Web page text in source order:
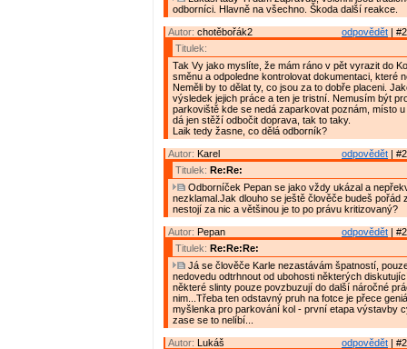
odborníci. Hlavně na všechno. Škoda další reakce.
odpovědět |
Autor: chotěbořák2
Titulek:
Tak Vy jako myslíte, že mám ráno v pět vyrazit do
směnu a odpoledne kontrolovat dokumentaci, které
Neměli by to dělat ty, co jsou za to dobře placeni.
výsledek jejich práce a ten je tristní. Nemusím být
parkoviště kde se nedá zaparkovat poznám, místo
dá jen stěží odbočit doprava, tak to taky.
Laik tedy žasne, co dělá odborník?
odpovědět |
Autor: Karel
Titulek: Re:Re:
Odborníček Pepan se jako vždy ukázal a
nezklamal.Jak dlouho se ještě člověče budeš pořád
nestojí za nic a většinou je to po právu kritizovaný?
odpovědět |
Autor: Pepan
Titulek: Re:Re:Re:
Já se člověče Karle nezastávám špatností,
nedovedu odtrhnout od ubohosti některých
některé slinty pouze povzbuzují do další náročné
nim...Třeba ten odstavný pruh na fotce je přece
myšlenka pro parkování kol - první etapa výstavby
zase se to nelíbí...
odpovědět |
Autor: Lukáš